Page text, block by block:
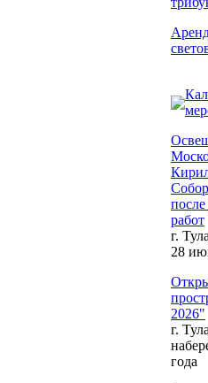
работ
г.
28
2026"
г.
года